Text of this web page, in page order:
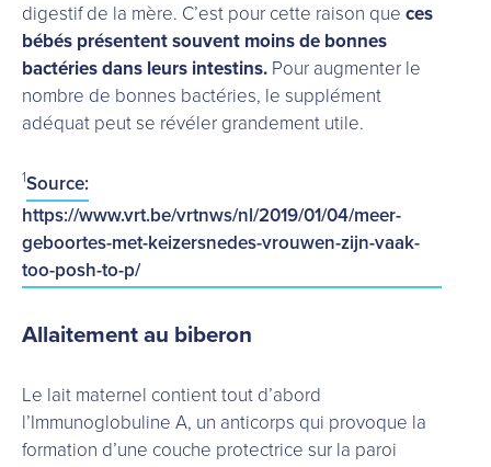
digestif de la mère. C’est pour cette raison que ces
bébés présentent souvent moins de bonnes
bactéries dans leurs intestins. Pour augmenter le
nombre de bonnes bactéries, le supplément
adéquat peut se révéler grandement utile.
1Source:
https://www.vrt.be/vrtnws/nl/2019/01/04/meer-
geboortes-met-keizersnedes-vrouwen-zijn-vaak-
too-posh-to-p/
Allaitement au biberon
Le lait maternel contient tout d’abord
l’Immunoglobuline A, un anticorps qui provoque la
formation d’une couche protectrice sur la paroi